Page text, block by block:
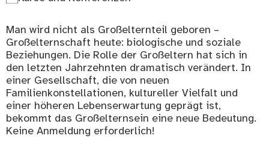
Man wird nicht als Großelternteil geboren –
Großelternschaft heute: biologische und soziale
Beziehungen. Die Rolle der Großeltern hat sich in
den letzten Jahrzehnten dramatisch verändert. In
einer Gesellschaft, die von neuen
Familienkonstellationen, kultureller Vielfalt und
einer höheren Lebenserwartung geprägt ist,
bekommt das Großelternsein eine neue Bedeutung.
Keine Anmeldung erforderlich!